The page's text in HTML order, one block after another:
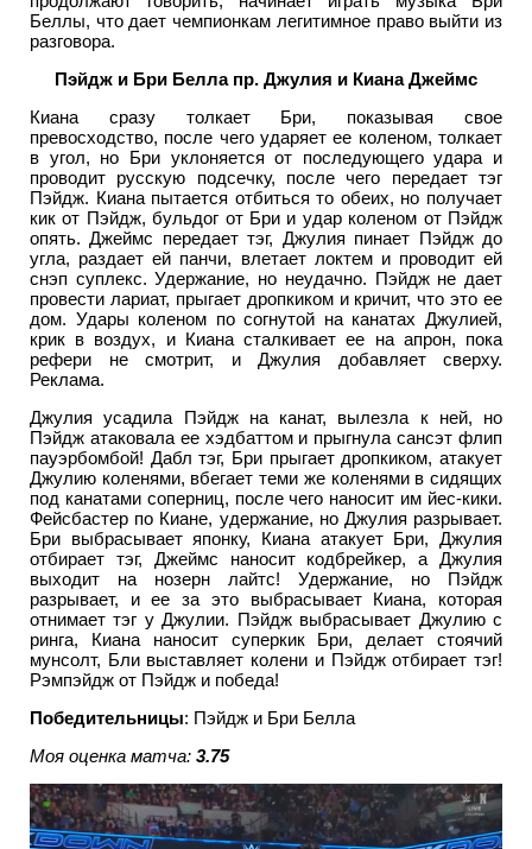
Беллы, что дает чемпионкам легитимное право выйти из
разговора.
Пэйдж и Бри Белла пр. Джулия и Киана Джеймс
Киана сразу толкает Бри, показывая свое
превосходство, после чего ударяет ее коленом, толкает
в угол, но Бри уклоняется от последующего удара и
проводит русскую подсечку, после чего передает тэг
Пэйдж. Киана пытается отбиться то обеих, но получает
кик от Пэйдж, бульдог от Бри и удар коленом от Пэйдж
опять. Джеймс передает тэг, Джулия пинает Пэйдж до
угла, раздает ей панчи, влетает локтем и проводит ей
снэп суплекс. Удержание, но неудачно. Пэйдж не дает
провести лариат, прыгает дропкиком и кричит, что это ее
дом. Удары коленом по согнутой на канатах Джулией,
крик в воздух, и Киана сталкивает ее на апрон, пока
рефери не смотрит, и Джулия добавляет сверху.
Реклама.
Джулия усадила Пэйдж на канат, вылезла к ней, но
Пэйдж атаковала ее хэдбаттом и прыгнула сансэт флип
пауэрбомбой! Дабл тэг, Бри прыгает дропкиком, атакует
Джулию коленями, вбегает теми же коленями в сидящих
под канатами соперниц, после чего наносит им йес-кики.
Фейсбастер по Киане, удержание, но Джулия разрывает.
Бри выбрасывает японку, Киана атакует Бри, Джулия
отбирает тэг, Джеймс наносит кодбрейкер, а Джулия
выходит на нозерн лайтс! Удержание, но Пэйдж
разрывает, и ее за это выбрасывает Киана, которая
отнимает тэг у Джулии. Пэйдж выбрасывает Джулию с
ринга, Киана наносит суперкик Бри, делает стоячий
мунсолт, Бли выставляет колени и Пэйдж отбирает тэг!
Рэмпэйдж от Пэйдж и победа!
Победительницы: Пэйдж и Бри Белла
Моя оценка матча: 3.75